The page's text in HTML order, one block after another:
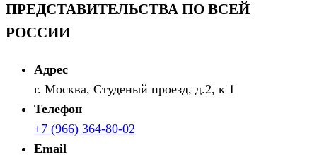
ПРЕДСТАВИТЕЛЬСТВА ПО ВСЕЙ
РОССИИ
Адрес
г. Москва, Студеный проезд, д.2, к 1
Телефон
+7 (966) 364-80-02
Email